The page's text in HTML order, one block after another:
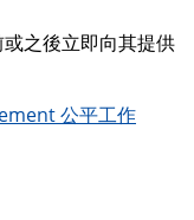
之後立即向其提供
公平工作
公平工作信息